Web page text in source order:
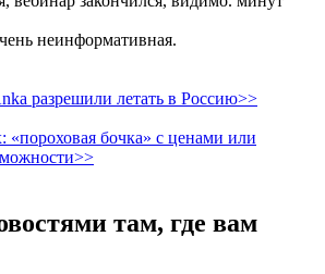
неинформативная.
разрешили летать в Россию>>
«пороховая бочка» с ценами или
там, где вам